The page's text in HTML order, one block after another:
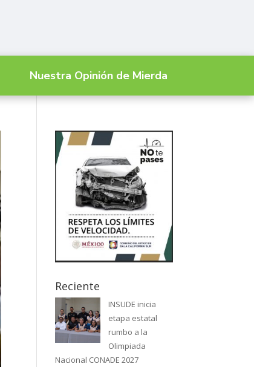
Nuestra Opinión de Mierda
Reciente
INSUDE inicia
etapa estatal
rumbo a la
Olimpiada
Nacional CONADE 2027